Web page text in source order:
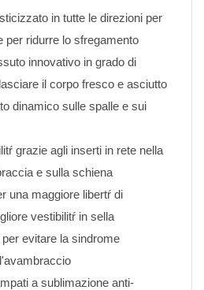
in tutte le direzioni per
per ridurre lo sfregamento
innovativo in grado di
il corpo fresco e asciutto
dinamico sulle spalle e sui
grazie agli inserti in rete nella
e sulla schiena
una maggiore libertŕ di
vestibilitŕ in sella
evitare la sindrome
a sublimazione anti-